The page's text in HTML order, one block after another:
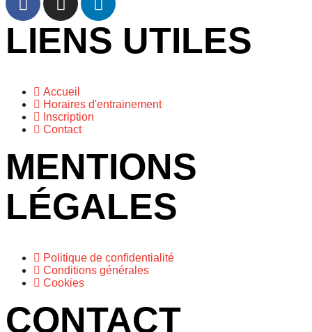
LIENS UTILES
Accueil
Horaires d'entrainement
Inscription
Contact
MENTIONS
LÉGALES
Politique de confidentialité
Conditions générales
Cookies
CONTACT